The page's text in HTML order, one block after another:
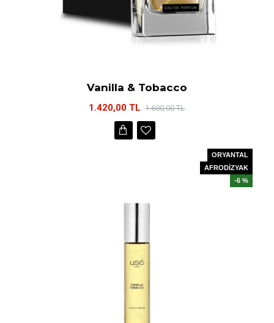
Vanilla & Tobacco
1.420,00 TL 1.600,00 TL
ORYANTAL
AFRODİZYAK
-6 %